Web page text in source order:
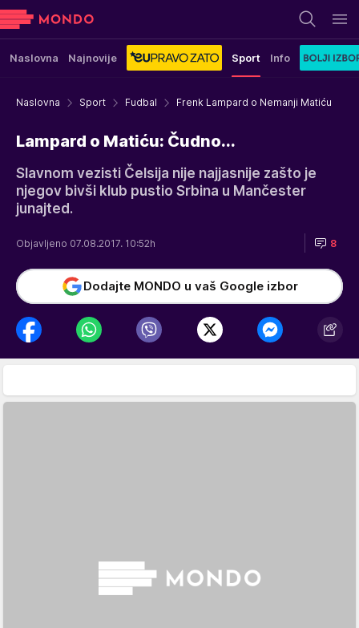
Naslovna Najnovije Sport Info
Naslovna Sport Fudbal Frenk Lampard o Nemanji Matiću
Lampard o Matiću: Čudno...
Slavnom vezisti Čelsija nije najjasnije zašto je
njegov bivši klub pustio Srbina u Mančester
junajted.
Objavljeno 07.08.2017. 10:52h 8
Dodajte MONDO u vaš Google izbor